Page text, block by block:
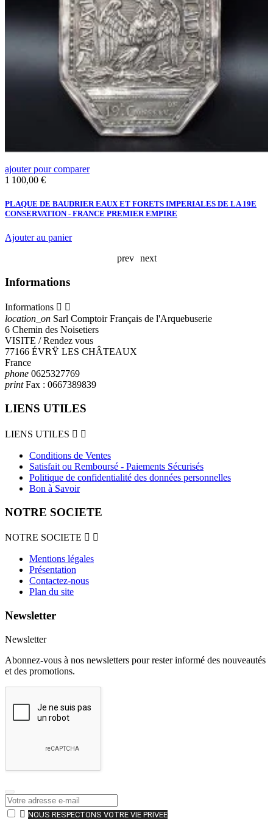
ajouter pour comparer
Prix
1 100,00 €
PLAQUE DE BAUDRIER EAUX ET FORETS IMPERIALES DE LA 19E
CONSERVATION - FRANCE PREMIER EMPIRE
Ajouter au panier
prev
next
Informations
Informations  
location_on Sarl Comptoir Français de l'Arquebuserie
6 Chemin des Noisetiers
VISITE / Rendez vous
77166 ÉVRŸ LES CHÂTEAUX
France
phone 0625327769
printFax : 0667389839
LIENS UTILES
LIENS UTILES  
Conditions de Ventes
Satisfait ou Remboursé - Paiements Sécurisés
Politique de confidentialité des données personnelles
Bon à Savoir
NOTRE SOCIETE
NOTRE SOCIETE  
Mentions légales
Présentation
Contactez-nous
Plan du site
Newsletter
Newsletter
Abonnez-vous à nos newsletters pour rester informé des nouveautés
et des promotions.
 NOUS RESPECTONS VOTRE VIE PRIVEE